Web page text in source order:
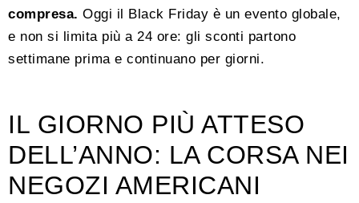
compresa. Oggi il Black Friday è un evento globale,
e non si limita più a 24 ore: gli sconti partono
settimane prima e continuano per giorni.
IL GIORNO PIÙ ATTESO
DELL’ANNO: LA CORSA NEI
NEGOZI AMERICANI